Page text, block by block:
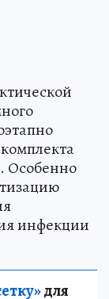
Особенно
инфекции
для